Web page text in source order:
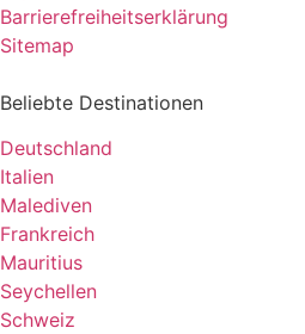
Barrierefreiheitserklärung
Sitemap
Beliebte Destinationen
Deutschland
Italien
Malediven
Frankreich
Mauritius
Seychellen
Schweiz